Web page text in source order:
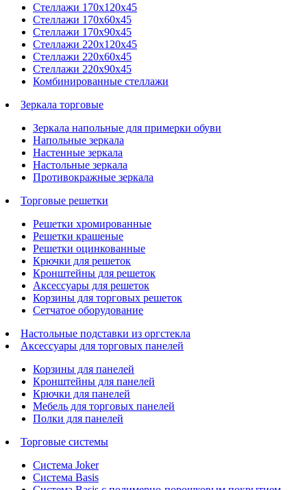
Стеллажи 170х120х45
Стеллажи 170х60х45
Стеллажи 170х90х45
Стеллажи 220х120х45
Стеллажи 220х60х45
Стеллажи 220х90х45
Комбинированные стеллажи
Зеркала торговые
Зеркала напольные для примерки обуви
Напольные зеркала
Настенные зеркала
Настольные зеркала
Противокражные зеркала
Торговые решетки
Решетки хромированные
Решетки крашеные
Решетки оцинкованные
Крючки для решеток
Кронштейны для решеток
Аксессуары для решеток
Корзины для торговых решеток
Сетчатое оборудование
Настольные подставки из оргстекла
Аксессуары для торговых панелей
Корзины для панелей
Кронштейны для панелей
Крючки для панелей
Мебель для торговых панелей
Полки для панелей
Торговые системы
Система Joker
Система Basis